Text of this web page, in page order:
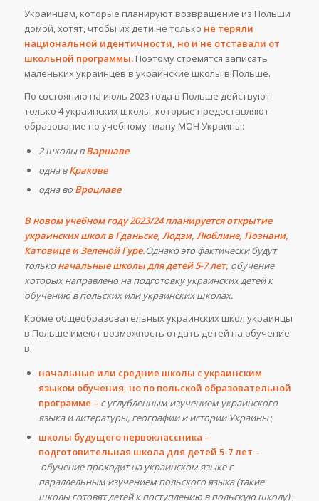
Украинцам, которые планируют возвращение из Польши
домой, хотят, чтобы их дети не только не теряли
национальной идентичности, но и не отставали от
школьной программы. Поэтому стремятся записать
маленьких украинцев в украинские школы в Польше.
По состоянию на июль 2023 года в Польше действуют
только 4 украинских школы, которые предоставляют
образование по учебному плану МОН Украины:
2 школы вВаршаве
одна вКракове
одна во Вроцлаве
В новом учебном году 2023/24 планируется открытие
украинских школ в Гданьске, Лодзи, Люблине, Познани,
Катовице и Зеленой Гуре.Однако это фактически будут
только начальные школы для детей 5-7 лет, обучение
которых направлено на подготовку украинских детей к
обучению в польских или украинских школах.
Кроме общеобразовательных украинских школ украинцы
в Польше имеют возможность отдать детей на обучение
в:
начальные или средние школы с украинским
языком обучения, но по польской образовательной
программе – с углубленным изучением украинского
языка и литературы, географии и истории Украины;
школы будущего первоклассника –
подготовительная школа для детей 5-7 лет –
обучение проходит на украинском языке с
параллельным изучением польского языка (такие
школы готовят детей к поступлению в польскую школу);